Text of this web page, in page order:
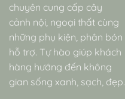
chuyên cung cấp cây
cảnh nội, ngoại thất cùng
những phụ kiện, phân bón
hỗ trợ. Tự hào giúp khách
hàng hướng đến không
gian sống xanh, sạch, đẹp.